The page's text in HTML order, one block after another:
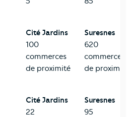
Cité Jardins
100
commerces
de proximité
Suresnes
620
commerces
de proximité
Cité Jardins
22
Suresnes
95